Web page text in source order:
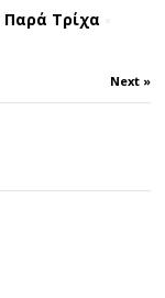
Παρά Τρίχα
Next »